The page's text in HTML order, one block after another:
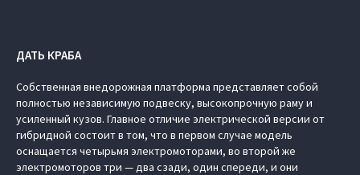
ДАТЬ КРАБА
Собственная внедорожная платформа представляет собой
полностью независимую подвеску, высокопрочную раму и
усиленный кузов. Главное отличие электрической версии от
гибридной состоит в том, что в первом случае модель
оснащается четырьмя электромоторами, во второй же
электромоторов три — два сзади, один спереди, и они